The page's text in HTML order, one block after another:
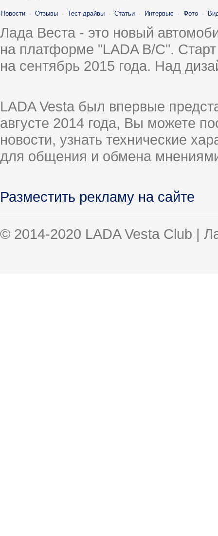
Новости · Отзывы · Тест-драйвы · Статьи · Интервью · Фото ·
Лада Веста - это новый
на платформе "LADA B/C".
на сентябрь 2015 года. Над
LADA Vesta был впервые
августе 2014 года, Вы можете
новости, узнать технические
для общения и обмена
Разместить рекламу на сайте
© 2014-2020 LADA Vesta Club |